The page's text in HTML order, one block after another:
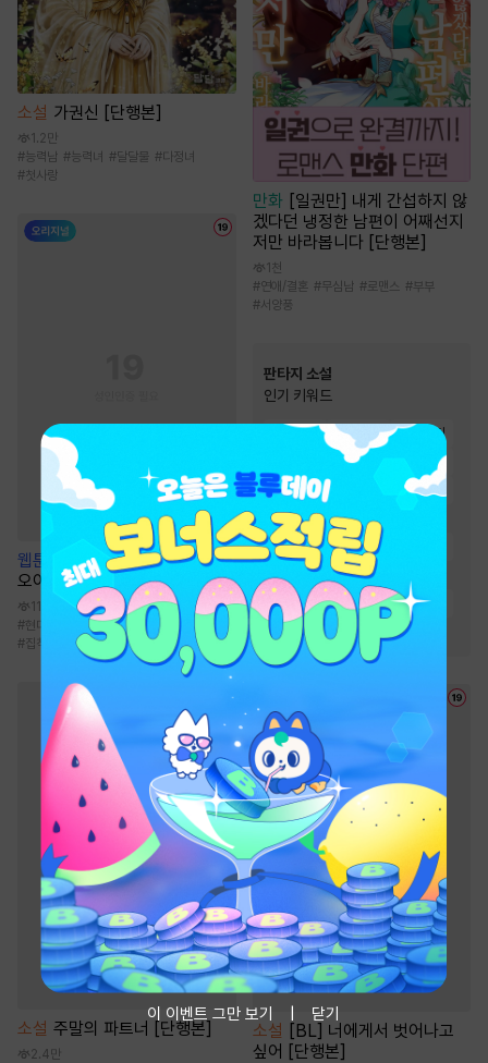
소설 가권신 [단행본]
1.2만
#능력남 #능력녀 #달달물 #다정녀
#첫사랑
웹툰
TRICK or LOVE! (트릭
오어 러브!)
118.1만
#현대물 사랑꾼공 # 연상연하 #
갭모에공
#집착공
소설 주말의 파트너 [단행본]
2.4만
만화 [일권만] 내게 간섭하지 않
겠다던 냉정한 남편이 어째선지
저만 바라봅니다 [단행본]
1천
#연애/결혼 #무심남 #로맨스 #부부
#서양풍
판타지 소설
인기 키워드
먼치킨 #재벌물 #전문직
스포츠물
복수물
#환생물 #시스템
#경영/기업 #게임시스템
#유쾌함 #이능력
#빙의물 #차원이동물
#비장함 #성장물 #생존물
# 통쾌함
소설 [BL] 너에게서 벗어나고
싶어 [단행본]
이 이벤트 그만 보기 닫기